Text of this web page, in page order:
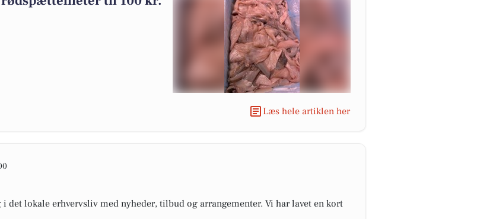
Læs hele artiklen her
det lokale erhvervsliv med nyheder, tilbud og arrangementer. Vi har lavet en kort